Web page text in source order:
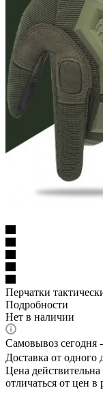
Перчатки
Подробности
Нет в наличии
Самовывоз сегодня
Доставка от одного
Цена
отличаться от цен